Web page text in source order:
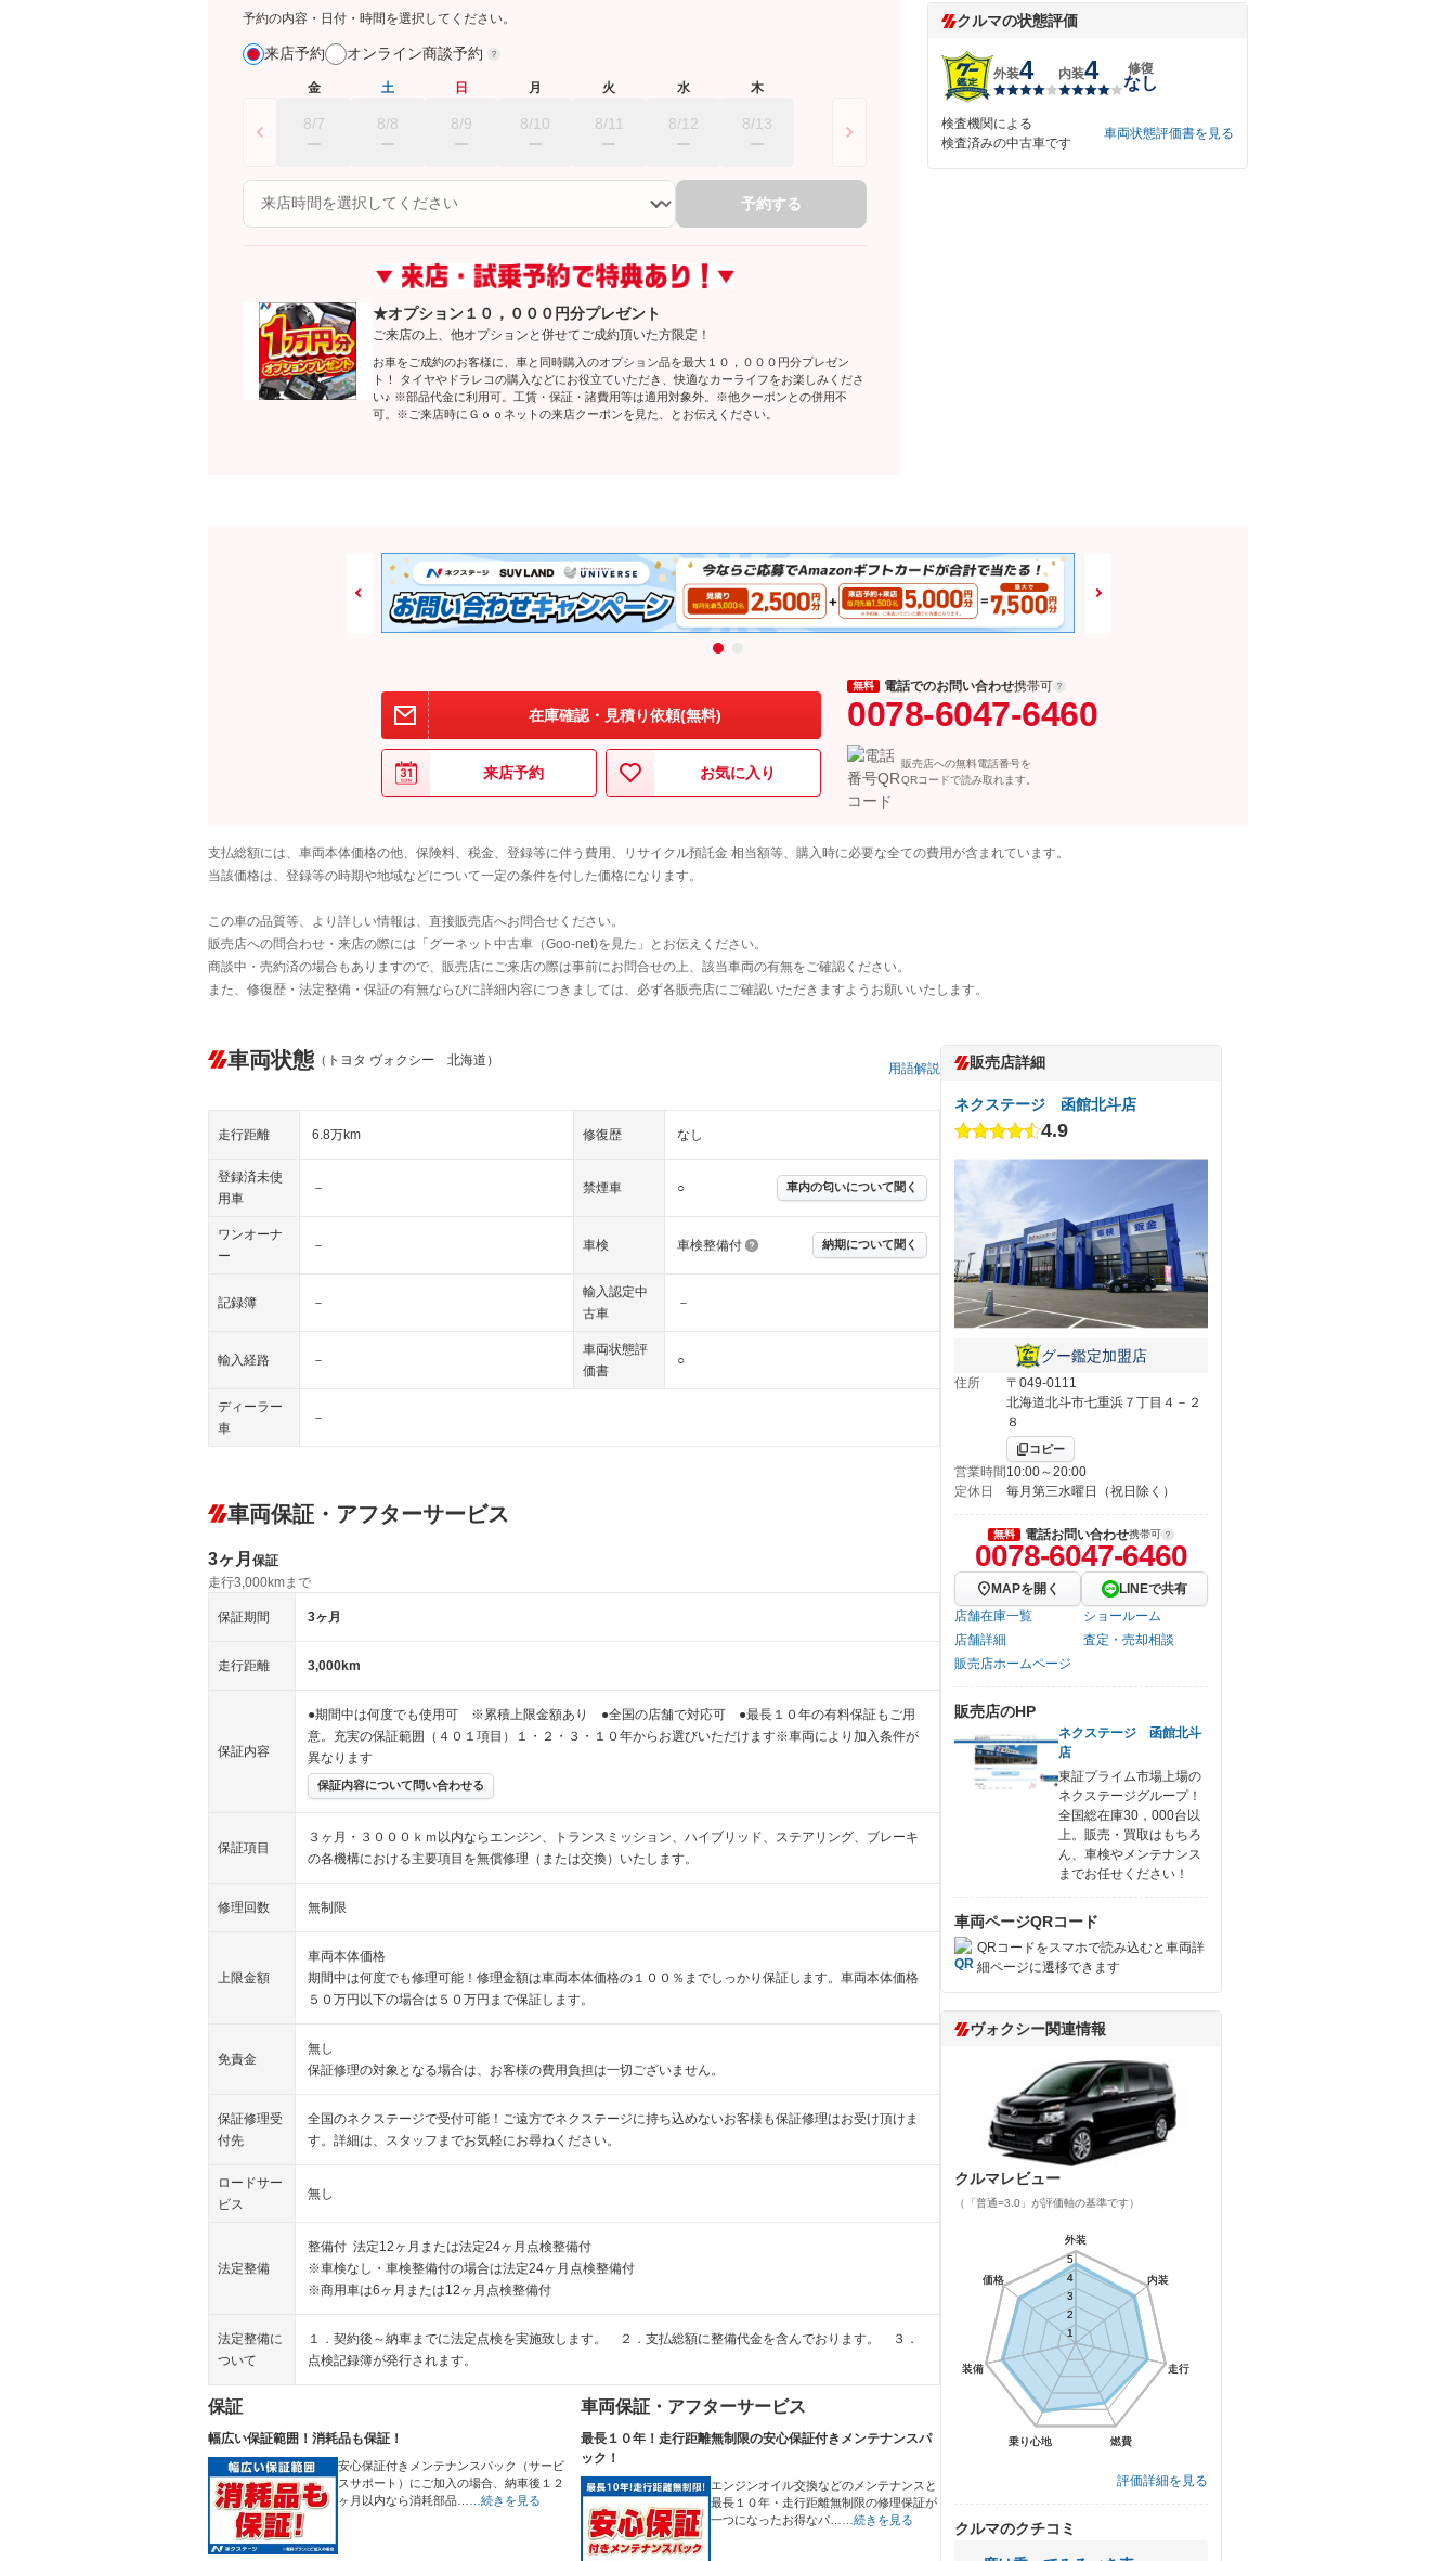
予約の内容・日付・時間を選択してください。
来店予約 オンライン商談予約
金
8/7
土
8/8
日
8/9
月
8/10
火
8/11
水
8/12
木
8/13
予約する
★オプション１０，０００円分プレゼント
ご来店の上、他オプションと併せてご成約頂いた方限定！
お車をご成約のお客様に、車と同時購入のオプション品を最大１０，０００円分プレゼン
ト！ タイヤやドラレコの購入などにお役立ていただき、快適なカーライフをお楽しみくださ
い♪ ※部品代金に利用可。工賃・保証・諸費用等は適用対象外。※他クーポンとの併用不
可。※ご来店時にＧｏｏネットの来店クーポンを見た、とお伝えください。
クルマの状態評価
外装4 内装4 修復
なし
検査機関による
検査済みの中古車です
車両状態評価書を見る
在庫確認・見積り依頼(無料)
来店予約 お気に入り
無料 電話でのお問い合わせ携帯可
0078-6047-6460
販売店への無料電話番号を
QRコードで読み取れます。
支払総額には、車両本体価格の他、保険料、税金、登録等に伴う費用、リサイクル預託金 相当額等、購入時に必要な全ての費用が含まれています。
当該価格は、登録等の時期や地域などについて一定の条件を付した価格になります。
この車の品質等、より詳しい情報は、直接販売店へお問合せください。
販売店への問合わせ・来店の際には「グーネット中古車（Goo-net)を見た」とお伝えください。
商談中・売約済の場合もありますので、販売店にご来店の際は事前にお問合せの上、該当車両の有無をご確認ください。
また、修復歴・法定整備・保証の有無ならびに詳細内容につきましては、必ず各販売店にご確認いただきますようお願いいたします。
車両状態 （トヨタ ヴォクシー 北海道）
用語解説
走行距離 6.8万km 修復歴 なし
登録済未使
用車
－ 禁煙車 ○ 車内の匂いについて聞く
ワンオーナ
ー
－ 車検 車検整備付 納期について聞く
記録簿 －
輸入認定中
古車
－
輸入経路 －
車両状態評
価書
○
ディーラー
車
－
車両保証・アフターサービス
3ヶ月 保証
走行3,000kmまで
保証期間 3ヶ月
走行距離 3,000km
保証内容
●期間中は何度でも使用可 ※累積上限金額あり ●全国の店舗で対応可 ●最長１０年の有料保証もご用
意。充実の保証範囲（４０１項目）１・２・３・１０年からお選びいただけます※車両により加入条件が
異なります
保証内容について問い合わせる
保証項目
３ヶ月・３０００ｋｍ以内ならエンジン、トランスミッション、ハイブリッド、ステアリング、ブレーキ
の各機構における主要項目を無償修理（または交換）いたします。
修理回数 無制限
上限金額
車両本体価格
期間中は何度でも修理可能！修理金額は車両本体価格の１００％までしっかり保証します。車両本体価格
５０万円以下の場合は５０万円まで保証します。
免責金
無し
保証修理の対象となる場合は、お客様の費用負担は一切ございません。
保証修理受
付先
全国のネクステージで受付可能！ご遠方でネクステージに持ち込めないお客様も保証修理はお受け頂けま
す。詳細は、スタッフまでお気軽にお尋ねください。
ロードサー
ビス
無し
法定整備
整備付 法定12ヶ月または法定24ヶ月点検整備付
※車検なし・車検整備付の場合は法定24ヶ月点検整備付
※商用車は6ヶ月または12ヶ月点検整備付
法定整備に
ついて
１．契約後～納車までに法定点検を実施致します。 ２．支払総額に整備代金を含んでおります。 ３．
点検記録簿が発行されます。
保証
幅広い保証範囲！消耗品も保証！
安心保証付きメンテナンスパック（サービ
スサポート）にご加入の場合、納車後１２
ヶ月以内なら消耗部品…
…続きを見る
車両保証・アフターサービス
最長１０年！走行距離無制限の安心保証付きメンテナンスパ
ック！
エンジンオイル交換などのメンテナンスと
最長１０年・走行距離無制限の修理保証が
一つになったお得なパ…
…続きを見る
販売店詳細
ネクステージ 函館北斗店
4.9
グー鑑定加盟店
住所
〒049-0111
北海道北斗市七重浜７丁目４－２
８
コピー
営業時間 10:00～20:00
定休日
毎月第三水曜日（祝日除く）
無料 電話お問い合わせ携帯可
0078-6047-6460
MAPを開く
LINEで共有
店舗在庫一覧
ショールーム
店舗詳細
査定・売却相談
販売店ホームページ
販売店のHP
ネクステージ 函館北斗
店
東証プライム市場上場の
ネクステージグループ！
全国総在庫30，000台以
上。販売・買取はもちろ
ん、車検やメンテナンス
までお任せください！
車両ページQRコード
QRコードをスマホで読み込むと車両詳
細ページに遷移できます
ヴォクシー関連情報
クルマレビュー
（「普通=3.0」が評価軸の基準です）
外装
内装
走行
燃費
乗り心地
装備
価格
1
2
3
4
5
外装
内装
走行
燃費
乗り心地
装備
価格
1
2
3
4
5
評価詳細を見る
クルマのクチコミ